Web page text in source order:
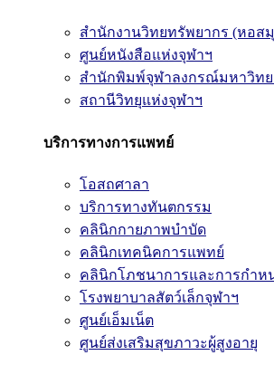
สำนักงานวิทยทรัพยากร (หอส
ศูนย์หนังสือแห่งจุฬาฯ
สำนักพิมพ์จุฬาลงกรณ์มหาวิทย
สถานีวิทยุแห่งจุฬาฯ
บริการทางการแพทย์
โอสถศาลา
บริการทางทันตกรรม
คลินิกกายภาพบำบัด
คลินิกเทคนิคการแพทย์
คลินิกโภชนาการและการกำห
โรงพยาบาลสัตว์เล็กจุฬาฯ
ศูนย์เอ็มเน็ต
ศูนย์ส่งเสริมสุขภาวะผู้สูงอายุ